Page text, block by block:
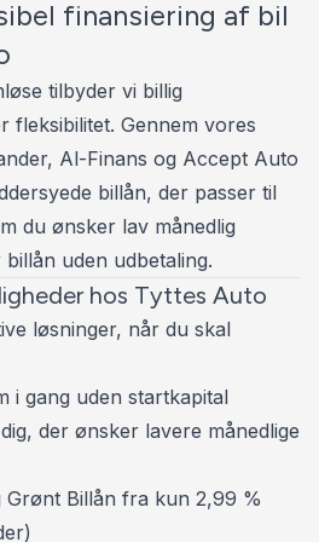
) 🚗
🚗↔️🚗
🌌💡
🌌💡
☀️
KG 🐎🚤
🔉🔊
🔑
📹
📺
finansiering af bil
tilbyder vi billig
fleksibilitet. Gennem vores
Al-Finans og Accept Auto
billån, der passer til
du ønsker lav månedlig
uden udbetaling.
hos Tyttes Auto
løsninger, når du skal
i gang uden startkapital
der ønsker lavere månedlige
Billån fra kun 2,99 %